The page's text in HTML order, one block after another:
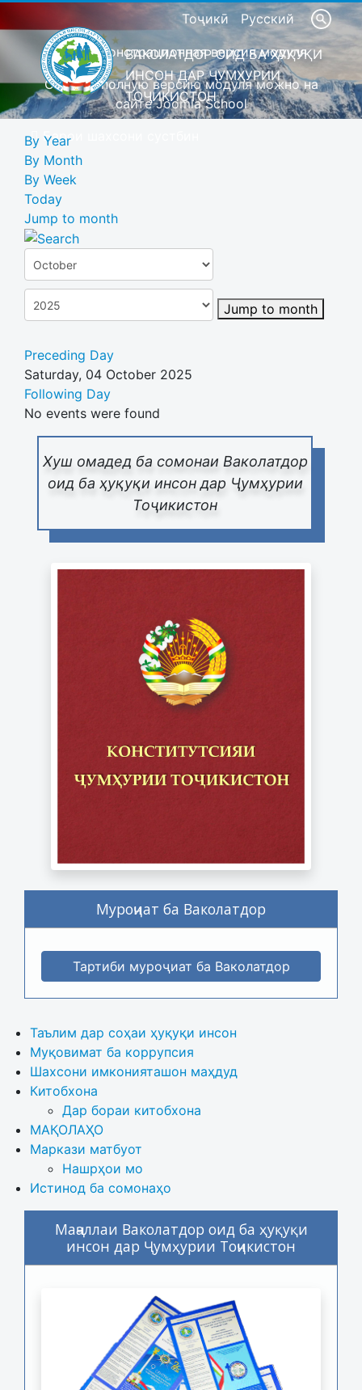
Тоҷикӣ Русский
Это демонстрационная версия модуля
Скачать полную версию модуля можно на
сайте Joomla School
Барои шахсони сустбин
ВАКОЛАТДОР ОИД БА ҲУҚУҚИ
ИНСОН ДАР ҶУМҲУРИИ
ТОҶИКИСТОН
Хуш омадед ба сомонаи Ваколатдор
оид ба ҳуқуқи инсон дар Ҷумҳурии
Тоҷикистон
Муроҷиат ба Ваколатдор
Тартиби муроҷиат ба Ваколатдор
Таълим дар соҳаи ҳуқуқи инсон
Муқовимат ба коррупсия
Шахсони имконияташон маҳдуд
Китобхона
Дар бораи китобхона
МАҚОЛАҲО
Маркази матбуот
Нашрҳои мо
Истинод ба сомонаҳо
Маҷаллаи Ваколатдор оид ба ҳуқуқи
инсон дар Ҷумҳурии Тоҷикистон
By Year
By Month
By Week
Today
Jump to month
Jump to month
Preceding Day
Saturday, 04 October 2025
Following Day
No events were found